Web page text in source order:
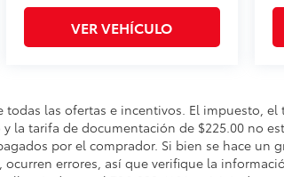
VER VEHÍCULO
todas las ofertas e incentivos. El impuesto,
la tarifa de documentación de $225.00 no
por el comprador. Si bien se hace un
errores, así que verifique la